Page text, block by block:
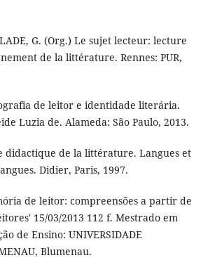
G. (Org.) Le sujet lecteur: lecture
de la littérature. Rennes: PUR,
de leitor e identidade literária.
Luzia de. Alameda: São Paulo, 2013.
didactique de la littérature. Langues et
Didier, Paris, 1997.
de leitor: compreensões a partir de
15/03/2013 112 f. Mestrado em
de Ensino: UNIVERSIDADE
Blumenau.